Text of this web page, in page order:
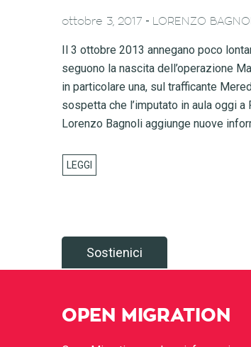
ottobre 3, 2017 - LORENZO
Il 3 ottobre 2013 annegano poco
seguono la nascita dell’operazione
in particolare una, sul trafficante
sospetta che l’imputato in aula oggi
Lorenzo Bagnoli aggiunge nuove
Sostienici
OPEN MIGRATION